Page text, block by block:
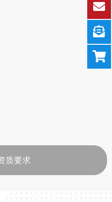
质要求